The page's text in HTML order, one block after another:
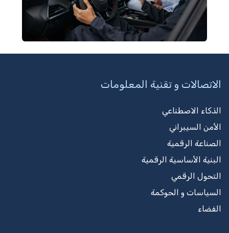
الاتصالات و تقنية المعلومات
الذكاء الاصطناعي
الأمن السيبراني
الصناعة الرقمية
البنية الأساسية الرقمية
التحول الرقمي
السياسات و الحوكمة
الفضاء